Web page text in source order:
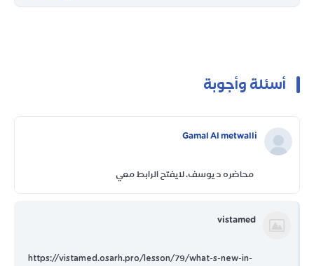
أسئلة وأجوبة
Gamal Al metwalli
محاضره د يوسف. لايفتح الرابط معي
vistamed
https://vistamed.osarh.pro/lesson/79/what-s-new-in-